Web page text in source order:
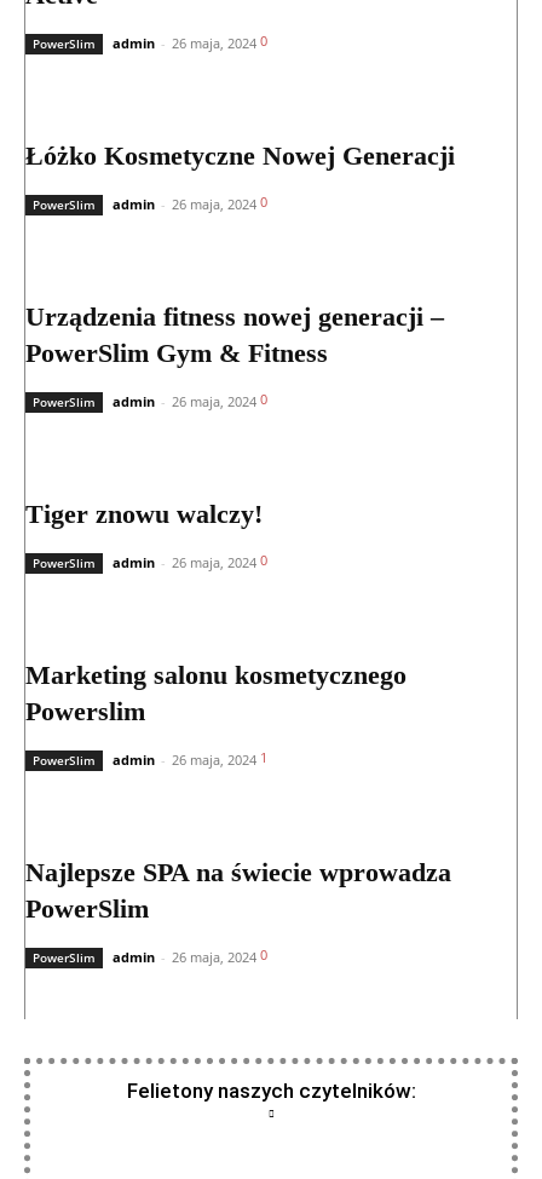
PowerSlim admin - 26 maja, 2024 0
Łóżko Kosmetyczne Nowej Generacji
PowerSlim admin - 26 maja, 2024 0
Urządzenia fitness nowej generacji –
PowerSlim Gym & Fitness
PowerSlim admin - 26 maja, 2024 0
Tiger znowu walczy!
PowerSlim admin - 26 maja, 2024 0
Marketing salonu kosmetycznego
Powerslim
PowerSlim admin - 26 maja, 2024 1
Najlepsze SPA na świecie wprowadza
PowerSlim
PowerSlim admin - 26 maja, 2024 0
Felietony naszych czytelników: